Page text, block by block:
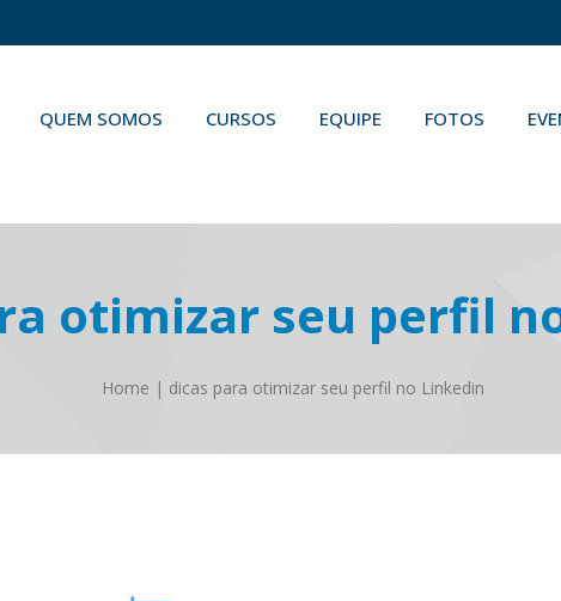
QUEM SOMOS CURSOS EQUIPE FOTOS
otimizar seu perfil
Home | dicas para otimizar seu perfil no Linkedin